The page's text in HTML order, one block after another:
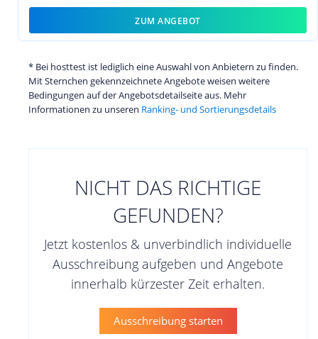
ZUM ANGEBOT
* Bei hosttest ist lediglich eine Auswahl von Anbietern zu finden.
Mit Sternchen gekennzeichnete Angebote weisen weitere
Bedingungen auf der Angebotsdetailseite aus. Mehr
Informationen zu unseren Ranking- und Sortierungsdetails
NICHT DAS RICHTIGE
GEFUNDEN?
Jetzt kostenlos & unverbindlich individuelle
Ausschreibung aufgeben und Angebote
innerhalb kürzester Zeit erhalten.
Ausschreibung starten